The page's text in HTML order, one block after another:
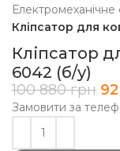
Кліпсатор для
Кліпсатор
6042 (б/у)
100 880грн
Замовити за